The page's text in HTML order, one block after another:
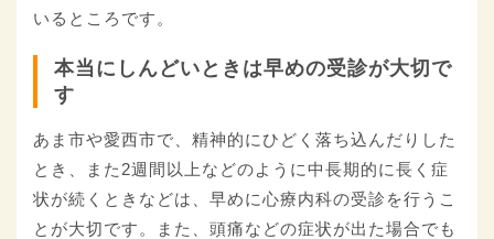
いるところです。
本当にしんどいときは早めの受診が大切で
す
あま市や愛西市で、精神的にひどく落ち込んだりした
とき、また2週間以上などのように中長期的に長く症
状が続くときなどは、早めに心療内科の受診を行うこ
とが大切です。また、頭痛などの症状が出た場合でも